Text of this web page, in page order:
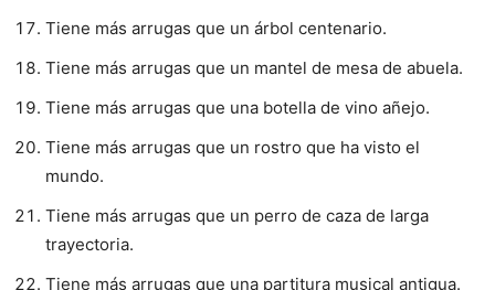
Tiene más arrugas que un árbol centenario.
Tiene más arrugas que un mantel de mesa de abuela.
Tiene más arrugas que una botella de vino añejo.
Tiene más arrugas que un rostro que ha visto el
mundo.
Tiene más arrugas que un perro de caza de larga
trayectoria.
Tiene más arrugas que una partitura musical antigua.